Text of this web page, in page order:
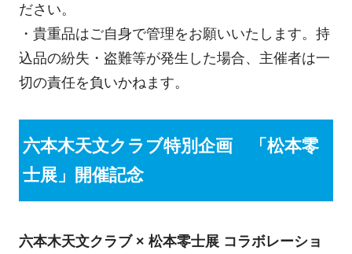
ださい。
・貴重品はご自身で管理をお願いいたします。持
込品の紛失・盗難等が発生した場合、主催者は一
切の責任を負いかねます。
六本木天文クラブ特別企画 「松本零
士展」開催記念
六本木天文クラブ × 松本零士展 コラボレーショ